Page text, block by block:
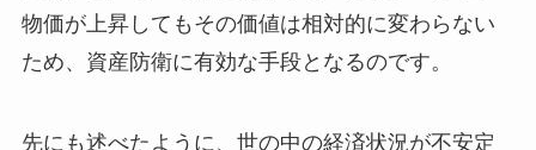
物価が上昇してもその価値は相対的に変わらない
ため、資産防衛に有効な手段となるのです。
先にも述べたように、世の中の経済状況が不安定